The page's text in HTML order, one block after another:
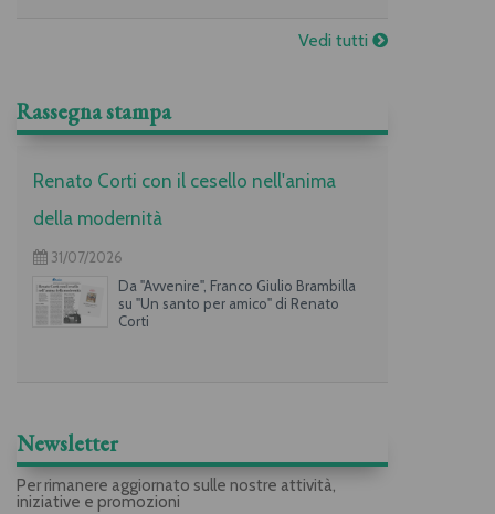
Vedi tutti
Rassegna stampa
Renato Corti con il cesello nell'anima
della modernità
31/07/2026
Da "Avvenire", Franco Giulio Brambilla
su "Un santo per amico" di Renato
Corti
Newsletter
Per rimanere aggiornato sulle nostre attività,
iniziative e promozioni